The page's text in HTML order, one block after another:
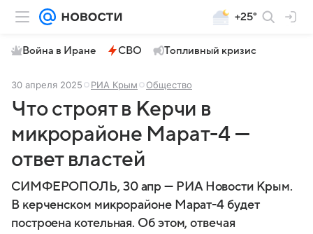
+25°
Война в Иране СВО Топливный кризис
30 апреля 2025 РИА Крым Общество
Что строят в Керчи в
микрорайоне Марат-4 —
ответ властей
СИМФЕРОПОЛЬ, 30 апр — РИА Новости Крым.
В керченском микрорайоне Марат-4 будет
построена котельная. Об этом, отвечая